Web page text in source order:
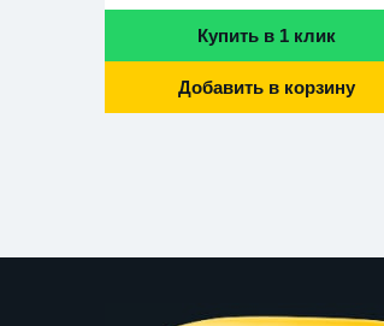
Купить в 1 клик
Добавить в корзину